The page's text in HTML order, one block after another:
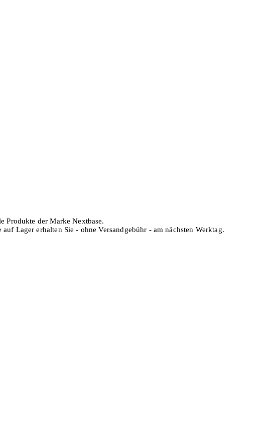
Produkte der Marke Nextbase.
Lager erhalten Sie - ohne Versandgebühr - am nächsten Werktag.